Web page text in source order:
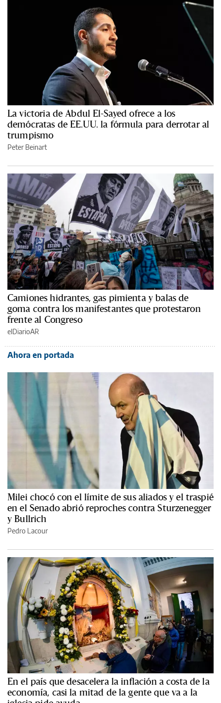
La victoria de Abdul El-Sayed ofrece a los
demócratas de EE.UU. la fórmula para derrotar al
trumpismo
Peter Beinart
Camiones hidrantes, gas pimienta y balas de
goma contra los manifestantes que protestaron
frente al Congreso
elDiarioAR
Ahora en portada
Milei chocó con el límite de sus aliados y el traspié
en el Senado abrió reproches contra Sturzenegger
y Bullrich
Pedro Lacour
En el país que desacelera la inflación a costa de la
economía, casi la mitad de la gente que va a la